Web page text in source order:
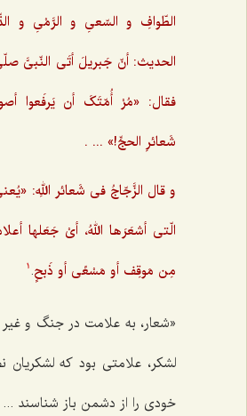
الطّوافِ و السّعیِ و الرَّمْیِ و
الحدیث: أنّ جَبریلَ أتَی النّبیَّ
فقال: «مُرْ أُمّتَکَ أن یَرفَعوا
شَعائرِ الحجِّ!» ... .
و قال الزَّجّاجُ فی شَعائر اللهِ:
الّتی أشعَرَها اللهُ، أیْ جَعَلها
مِن مَوقِف أو مَسْعًی أو ذَبحٍ.
1
«شعار، به علامت در جنگ و
لشکر، علامتی بود که لشکریان
خودی را از دشمن باز شناسند